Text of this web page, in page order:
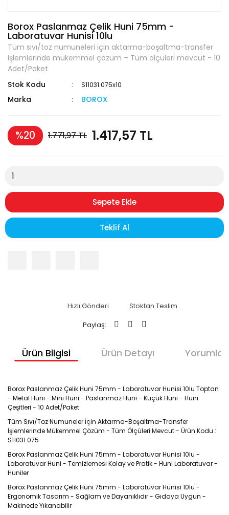
Borox Paslanmaz Çelik Huni 75mm -
Laboratuvar Hunisi 10lu
Tüm sıvı/toz numuneleri için aktarma-boşaltma-transfer
işlemlerinde mükemmel çözüm – Tüm ölçüleri mevcut - 10
Adet/Paket
Stok Kodu
S11031.075x10
Marka BOROX
%20 1.771,97 TL 1.417,57 TL
Sepete Ekle
Teklif Al
Hızlı Gönderi
Stoktan Teslim
Paylaş:
Ürün Bilgisi Ürün Detayı Yorumlar
Borox Paslanmaz Çelik Huni 75mm - Laboratuvar Hunisi 10lu Toptan
- Metal Huni - Mini Huni - Paslanmaz Huni - Küçük Huni - Huni
Çeşitleri - 10 Adet/Paket
Tüm Sıvı/Toz Numuneler İçin Aktarma-Boşaltma-Transfer
İşlemlerinde Mükemmel Çözüm - Tüm Ölçüleri Mevcut - Ürün Kodu :
S11031.075
Borox Paslanmaz Çelik Huni 75mm - Laboratuvar Hunisi 10lu -
Laboratuvar Huni - Temizlemesi Kolay ve Pratik - Huni Laboratuvar -
Huniler
Borox Paslanmaz Çelik Huni 75mm - Laboratuvar Hunisi 10lu -
Ergonomik Tasarım - Sağlam ve Dayanıklıdır - Gıdaya Uygun -
Makinede Yıkanabilir